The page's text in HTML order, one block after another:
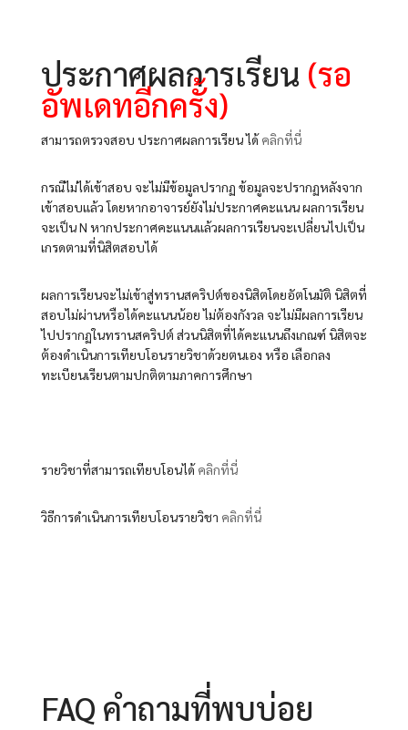
ประกาศผลการเรียน (รอ
อัพเดทอีกครั้ง)
สามารถตรวจสอบ ประกาศผลการเรียน ได้คลิกที่นี่
กรณีไม่ได้เข้าสอบ จะไม่มีข้อมูลปรากฏ ข้อมูลจะปรากฏหลังจาก
เข้าสอบแล้ว โดยหากอาจารย์ยังไม่ประกาศคะแนน ผลการเรียน
จะเป็น N หากประกาศคะแนนแล้วผลการเรียนจะเปลี่ยนไปเป็น
เกรดตามที่นิสิตสอบได้
ผลการเรียนจะไม่เข้าสู่ทรานสคริปต์ของนิสิตโดยอัตโนมัติ นิสิตที่
สอบไม่ผ่านหรือได้คะแนนน้อย ไม่ต้องกังวล จะไม่มีผลการเรียน
ไปปรากฏในทรานสคริปต์ ส่วนนิสิตที่ได้คะแนนถึงเกณฑ์ นิสิตจะ
ต้องดำเนินการเทียบโอนรายวิชาด้วยตนเอง หรือ เลือกลง
ทะเบียนเรียนตามปกติตามภาคการศึกษา
รายวิชาที่สามารถเทียบโอนได้คลิกที่นี่
วิธีการดำเนินการเทียบโอนรายวิชา คลิกที่นี่
FAQ คำถามที่พบบ่อย